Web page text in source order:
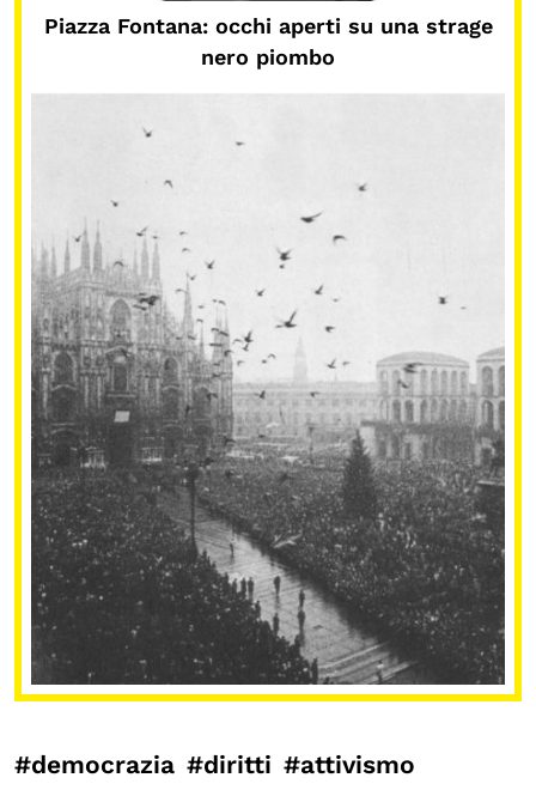
Master e Executive Program
Piazza Fontana: occhi aperti su una strage
nero piombo
#democrazia #diritti #attivismo